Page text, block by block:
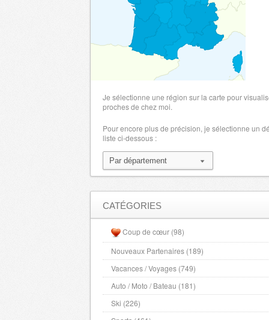
jusqu'à -13% )
Bons d’achats, chèques et cartes
chers - 52000
jusqu'à -13%
EUROPCAR - 1000
EUROPCAR - 10000
EUROPCAR - 52000 -10%
FRANCE BILLET : plus de 48 000
loisirs - 08000
SIXT - 1000
SIXT - 10000
SIXT - 51000 (Jusqu’à -15% )
SIXT - 52000 (Jusqu’à -15%
Vos tickets de cinéma moins chers -
Jusqu'à -30%
Je sélectionne une région sur la carte pour
proches de chez moi.
Pour encore plus de précision, je sélectionne un
liste ci-dessous :
CATÉGORIES
Coup de cœur (98)
Nouveaux Partenaires (189)
Vacances / Voyages (749)
Auto / Moto / Bateau (181)
Ski (226)